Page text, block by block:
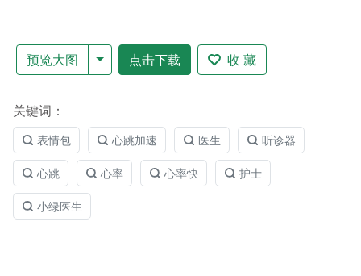
预览大图 点击下载 收 藏
关键词：
表情包 心跳加速 医生 听诊器
心跳 心率 心率快 护士
小绿医生